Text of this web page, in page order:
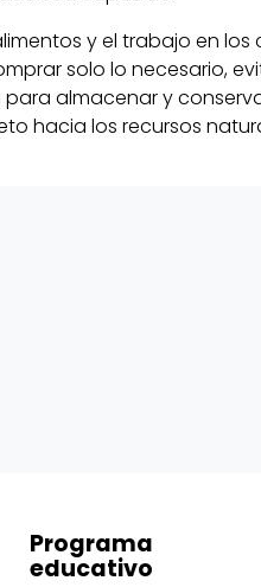
y el trabajo en los
solo lo necesario,
almacenar y
hacia los recursos
Programa
educativo